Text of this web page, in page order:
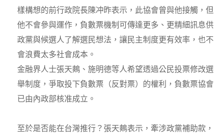
樣構想的前行政院長陳冲昨表示，此協會曾與他接觸，但
他不會參與運作，負數票機制可傳達更多、更精細訊息供
政黨與候選人了解選民想法，讓民主制度更有效率，也不
會浪費太多社會成本。
金融界人士張天鷞、施明德等人希望透過公民投票修改選
舉制度，爭取投下負數票（反對票）的權利，負數票協會
已由內政部核准成立。
至於是否能在台灣推行？張天鷞表示，牽涉政黨補助款，